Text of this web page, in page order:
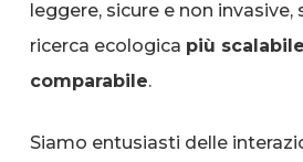
leggere, sicure e non
ricerca ecologica più
comparabile.
Siamo entusiasti delle